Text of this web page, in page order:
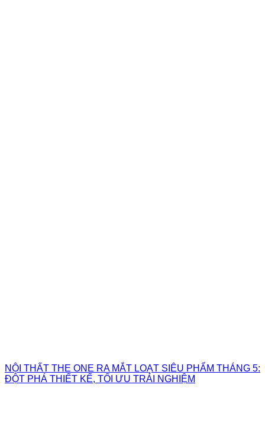
NỘI THẤT THE ONE RA MẮT LOẠT SIÊU PHẨM THÁNG 5:
ĐỘT PHÁ THIẾT KẾ, TỐI ƯU TRẢI NGHIỆM